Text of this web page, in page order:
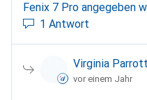
Fenix 7 Pro angegeben
diese oder auch die Fenix
EKG?
1 Antwort
Virginia
vor einem Jahr